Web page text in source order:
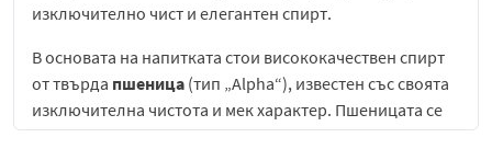
изключително чист и елегантен спирт.
В основата на напитката стои висококачествен спирт
от твърда пшеница (тип „Alpha“), известен със своята
изключителна чистота и мек характер. Пшеницата се
добива от региони в Северен Казахстан, където